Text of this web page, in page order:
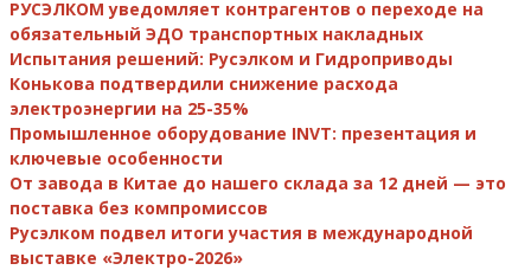
РУСЭЛКОМ уведомляет контрагентов о переходе на
обязательный ЭДО транспортных накладных
Испытания решений: Русэлком и Гидроприводы
Конькова подтвердили снижение расхода
электроэнергии на 25-35%
Промышленное оборудование INVT: презентация и
ключевые особенности
От завода в Китае до нашего склада за 12 дней — это
поставка без компромиссов
Русэлком подвел итоги участия в международной
выставке «Электро-2026»